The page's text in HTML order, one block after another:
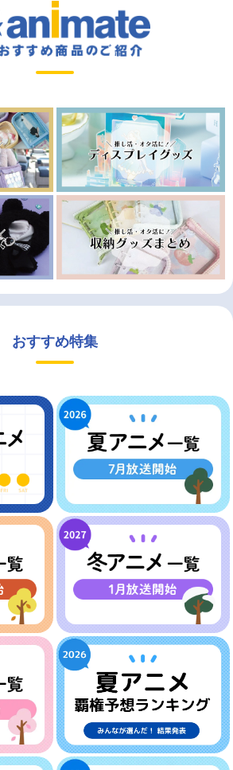
おすすめ特集